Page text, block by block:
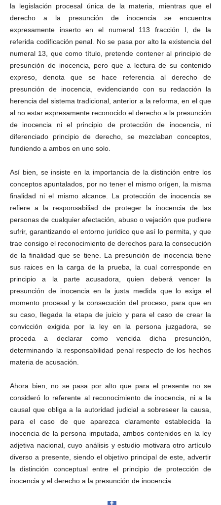
la legislación procesal única de la materia, mientras que el
derecho a la presunción de inocencia se encuentra
expresamente inserto en el numeral 113 fracción I, de la
referida codificación penal. No se pasa por alto la existencia del
numeral 13, que como título, pretende contener al principio de
presunción de inocencia, pero que a lectura de su contenido
expreso, denota que se hace referencia al derecho de
presunción de inocencia, evidenciando con su redacción la
herencia del sistema tradicional, anterior a la reforma, en el que
al no estar expresamente reconocido el derecho a la presunción
de inocencia ni el principio de protección de inocencia, ni
diferenciado principio de derecho, se mezclaban conceptos,
fundiendo a ambos en uno solo.
Así bien, se insiste en la importancia de la distinción entre los
conceptos apuntalados, por no tener el mismo orígen, la misma
finalidad ni el mismo alcance. La protección de inocencia se
refiere a la responsabiliad de proteger la inocencia de las
personas de cualquier afectación, abuso o vejación que pudiere
sufrir, garantizando el entorno jurídico que así lo permita, y que
trae consigo el reconocimiento de derechos para la consecución
de la finalidad que se tiene. La presunción de inocencia tiene
sus raices en la carga de la prueba, la cual corresponde en
principio a la parte acusadora, quien deberá vencer la
presunción de inocencia en la justa medida que lo exiga el
momento procesal y la consecución del proceso, para que en
su caso, llegada la etapa de juicio y para el caso de crear la
convicción exigida por la ley en la persona juzgadora, se
proceda a declarar como vencida dicha presunción,
determinando la responsabilidad penal respecto de los hechos
materia de acusación.
Ahora bien, no se pasa por alto que para el presente no se
consideró lo referente al reconocimiento de inocencia, ni a la
causal que obliga a la autoridad judicial a sobreseer la causa,
para el caso de que aparezca claramente establecida la
inocencia de la persona imputada, ambos contenidos en la ley
adjetiva nacional, cuyo análisis y estudio motivara otro artículo
diverso a presente, siendo el objetivo principal de este, advertir
la distinción conceptual entre el principio de protección de
inocencia y el derecho a la presunción de inocencia.